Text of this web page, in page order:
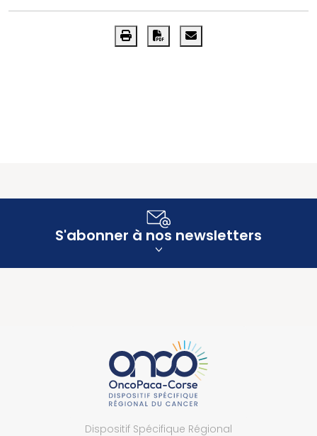
S'abonner à nos newsletters
Dispositif Spécifique Régional